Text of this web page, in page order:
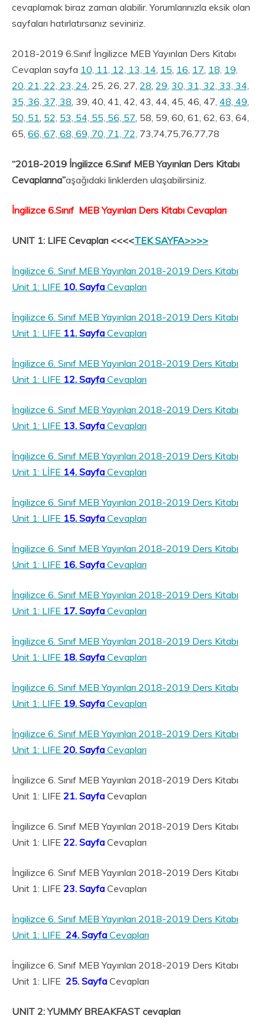
cevaplamak biraz zaman alabilir. Yorumlarınızla eksik olan
sayfaları hatırlatırsanız seviniriz.
2018-2019 6.Sınıf İngilizce MEB Yayınları Ders Kitabı
Cevapları sayfa 10, 11, 12, 13, 14 15 16 17 18, 19,
20 , 21, 22, 23, 24 , 25, 26, 27, 28 29 30, 31, 32, 33, 34,
35, 36, 37, 38 , 39, 40, 41, 42, 43, 44, 45, 46, 47, 48, 49
50, 51 52, 53, 54, 55, 56, 57 , 58, 59, 60, 61, 62, 63, 64,
65, 66, 67, 68, 69, 70, 71, 72, 73,74,75,76,77,78
“2018-2019 İngilizce 6.Sınıf MEB Yayınları Ders Kitabı
Cevaplarına”aşağıdaki linklerden ulaşabilirsiniz.
İngilizce 6.Sınıf MEB Yayınları Ders Kitabı Cevapları
UNIT 1: LIFE Cevapları <<<<TEK SAYFA>>>>
İngilizce 6. Sınıf MEB Yayınları 2018-2019 Ders Kitabı
Unit 1: LIFE 10. Sayfa Cevapları
İngilizce 6. Sınıf MEB Yayınları 2018-2019 Ders Kitabı
Unit 1: LIFE 11. Sayfa Cevapları
İngilizce 6. Sınıf MEB Yayınları 2018-2019 Ders Kitabı
Unit 1: LIFE 12. Sayfa Cevapları
İngilizce 6. Sınıf MEB Yayınları 2018-2019 Ders Kitabı
Unit 1: LIFE 13. Sayfa Cevapları
İngilizce 6. Sınıf MEB Yayınları 2018-2019 Ders Kitabı
Unit 1: LİFE 14. Sayfa Cevapları
İngilizce 6. Sınıf MEB Yayınları 2018-2019 Ders Kitabı
Unit 1: LIFE 15. Sayfa Cevapları
İngilizce 6. Sınıf MEB Yayınları 2018-2019 Ders Kitabı
Unit 1: LIFE 16. Sayfa Cevapları
İngilizce 6. Sınıf MEB Yayınları 2018-2019 Ders Kitabı
Unit 1: LIFE 17. Sayfa Cevapları
İngilizce 6. Sınıf MEB Yayınları 2018-2019 Ders Kitabı
Unit 1: LIFE 18. Sayfa Cevapları
İngilizce 6. Sınıf MEB Yayınları 2018-2019 Ders Kitabı
Unit 1: LIFE 19. Sayfa Cevapları
İngilizce 6. Sınıf MEB Yayınları 2018-2019 Ders Kitabı
Unit 1: LIFE 20. Sayfa Cevapları
İngilizce 6. Sınıf MEB Yayınları 2018-2019 Ders Kitabı
Unit 1: LIFE 21. Sayfa Cevapları
İngilizce 6. Sınıf MEB Yayınları 2018-2019 Ders Kitabı
Unit 1: LIFE 22. Sayfa Cevapları
İngilizce 6. Sınıf MEB Yayınları 2018-2019 Ders Kitabı
Unit 1: LIFE 23. Sayfa Cevapları
İngilizce 6. Sınıf MEB Yayınları 2018-2019 Ders Kitabı
Unit 1: LIFE 24. Sayfa Cevapları
İngilizce 6. Sınıf MEB Yayınları 2018-2019 Ders Kitabı
Unit 1: LIFE 25. Sayfa Cevapları
UNIT 2: YUMMY BREAKFAST cevapları